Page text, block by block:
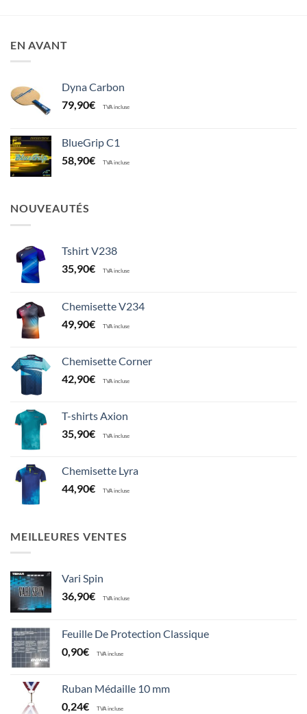
EN AVANT
Dyna Carbon
79,90€ TVA incluse
BlueGrip C1
58,90€ TVA incluse
NOUVEAUTÉS
Tshirt V238
35,90€ TVA incluse
Chemisette V234
49,90€ TVA incluse
Chemisette Corner
42,90€ TVA incluse
T-shirts Axion
35,90€ TVA incluse
Chemisette Lyra
44,90€ TVA incluse
MEILLEURES VENTES
Vari Spin
36,90€ TVA incluse
Feuille De Protection Classique
0,90€ TVA incluse
Ruban Médaille 10 mm
0,24€ TVA incluse